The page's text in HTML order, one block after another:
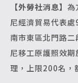
【外勞社消息】 為
尼經濟貿易代表
南市東區北門路
尼移工原護照效
理，上限200名，